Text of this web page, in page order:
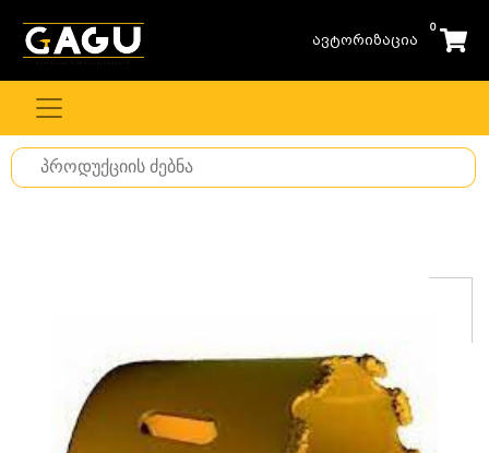
ავტორიზაცია
0
Search
for